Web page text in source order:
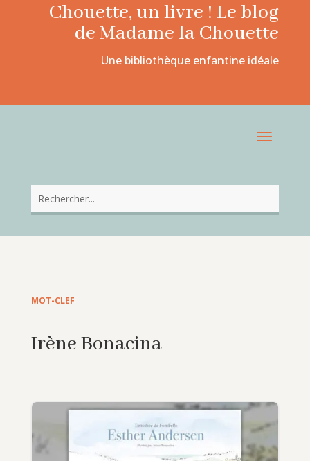
Chouette, un livre ! Le blog
de Madame la Chouette
Une bibliothèque enfantine idéale
MOT-CLEF
Irène Bonacina